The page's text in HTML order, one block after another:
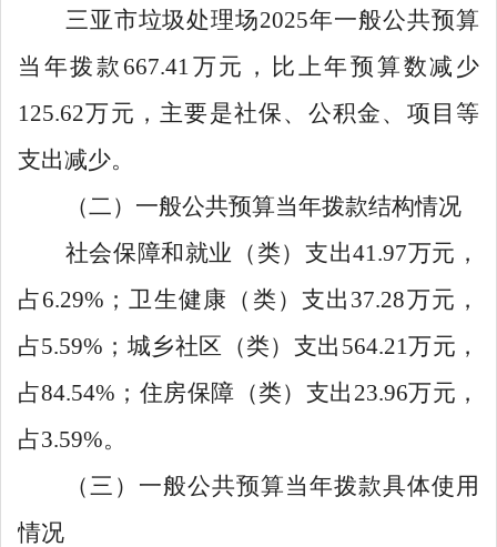
三亚市垃圾处理场2025年一般公共预算
当年拨款 667.41 万元，比上年预算数减少
125.62万元，主要是社保、公积金、项目等
支出减少。
（二）一般公共预算当年拨款结构情况
社会保障和就业 （ 类）支出41.97万元，
占6.29% ；卫生健康 （ 类）支出 37.28万元 ，
占5.59% ； 城乡社区 （类）支出 564.21万元，
占84.54% ； 住房保障 （类）支出 23.96万元，
占3.59%。
（三）一般公共预算当年拨款具体使用
情况